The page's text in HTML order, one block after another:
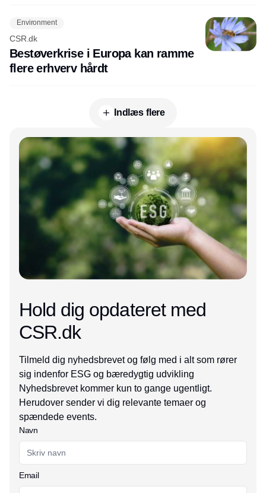
Environment
CSR.dk
Bestøverkrise i Europa kan ramme
flere erhverv hårdt
Indlæs flere
Annonce
Hold dig opdateret med
CSR.dk
Tilmeld dig nyhedsbrevet og følg med i alt som rører
sig indenfor ESG og bæredygtig udvikling
Nyhedsbrevet kommer kun to gange ugentligt.
Herudover sender vi dig relevante temaer og
spændede events.
Navn
Email